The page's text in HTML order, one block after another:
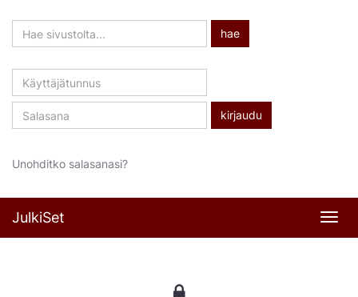
Hae
sivustolta
hae
Käyttäjätunnus
Salasana
Unohditko salasanasi?
JulkiSet